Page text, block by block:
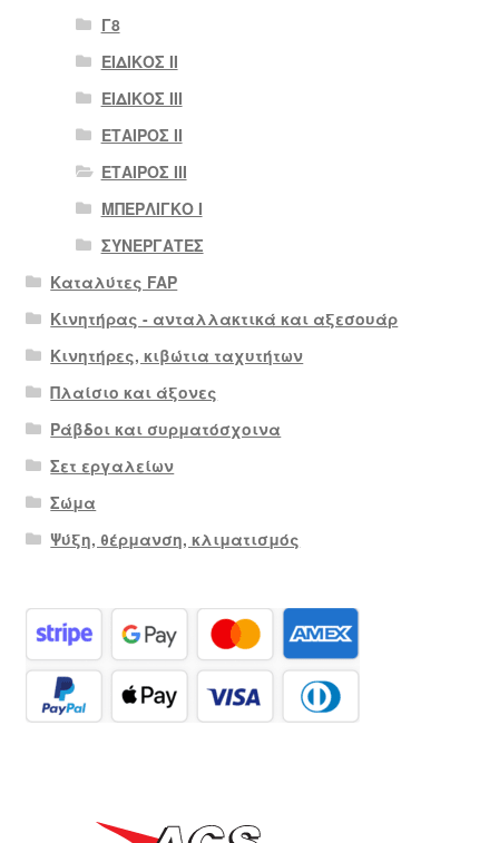
Γ8
ΕΙΔΙΚΟΣ ΙΙ
ΕΙΔΙΚΟΣ ΙΙΙ
ΕΤΑΙΡΟΣ II
ΕΤΑΙΡΟΣ III
ΜΠΕΡΛΙΓΚΟ Ι
ΣΥΝΕΡΓΑΤΕΣ
Καταλύτες FAP
Κινητήρας - ανταλλακτικά και αξεσουάρ
Κινητήρες, κιβώτια ταχυτήτων
Πλαίσιο και άξονες
Ράβδοι και συρματόσχοινα
Σετ εργαλείων
Σώμα
Ψύξη, θέρμανση, κλιματισμός